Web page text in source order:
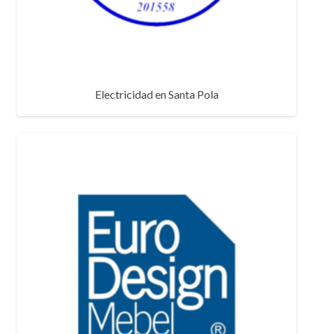
Electricidad en Santa Pola